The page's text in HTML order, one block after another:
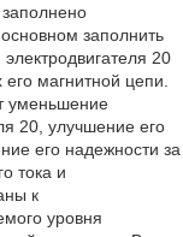
заполнено
заполнить
20
магнитной цепи.
уменьшение
20, улучшение его
его надежности за
тока и
к
уровня